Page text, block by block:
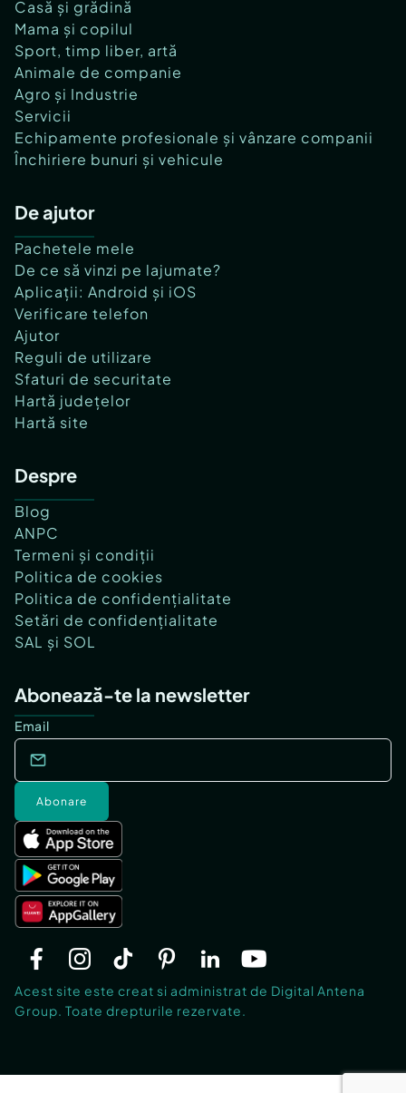
Casă și grădină
Mama și copilul
Sport, timp liber, artă
Animale de companie
Agro și Industrie
Servicii
Echipamente profesionale și vânzare companii
Închiriere bunuri și vehicule
De ajutor
Pachetele mele
De ce să vinzi pe lajumate?
Aplicații: Android și iOS
Verificare telefon
Ajutor
Reguli de utilizare
Sfaturi de securitate
Hartă județelor
Hartă site
Despre
Blog
ANPC
Termeni și condiții
Politica de cookies
Politica de confidențialitate
Setări de confidențialitate
SAL și SOL
Abonează-te la newsletter
Email
Abonare
Acest site este creat si administrat de Digital Antena
Group. Toate drepturile rezervate.